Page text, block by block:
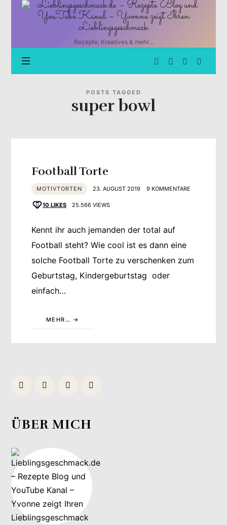
Lieblingsgeschmack.de
Rezepte
und
YouTube
Kanal
Rezepte, Kreatives & mehr...
POSTS TAGGED
super bowl
Football Torte
MOTIVTORTEN 23. AUGUST 2019 9 KOMMENTARE
10 LIKES 25.566 VIEWS
Kennt ihr auch jemanden der total auf
Football steht? Wie cool ist es dann eine
solche Football Torte zu verschenken zum
Geburtstag, Kindergeburtstag oder
einfach…
MEHR…
ÜBER MICH